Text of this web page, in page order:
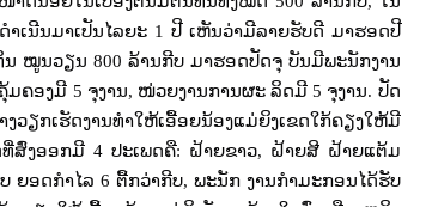
ເນີນມາເປັນໄລຍະ 1 ປີ ເຫັນວ່າມີລາຍຮັບດີ ມາຮອດປີ
ນ ໝູນວຽນ 800 ລ້ານກີບ ມາຮອດປັດຈຸ ບັນມີພະນັກງານ
ມຄອງມີ 5 ຈຸງານ, ໜ່ວຍງານການຜະ ລິດມີ5 ຈຸງານ. ປັດ
ວຽກເຮັດງານທຳໃຫ້ເອື້ອຍນ້ອງແມ່ຍິງເຂດໃກ້ຄຽງໃຫ້ມີ
ສົ່ງອອກມີ 4 ປະເພດຄື: ຝ້າຍຂາວ, ຝ້າຍສີ ຝ້າຍແຕ້ມ
ຍອດກໍາໄລ6 ຕື້ກວ່າກີບ, ພະນັກ ງານກໍາມະກອນໄດ້ຮັບ